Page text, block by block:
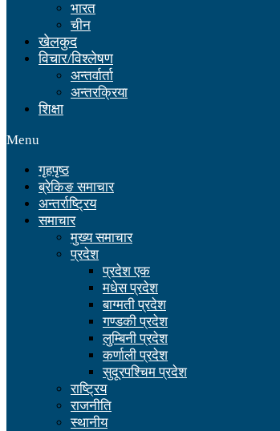
भारत
चीन
खेलकुद
विचार/विश्लेषण
अन्तर्वार्ता
अन्तरक्रिया
शिक्षा
Menu
गृहपृष्ठ
ब्रेकिङ समाचार
अन्तर्राष्ट्रिय
समाचार
मुख्य समाचार
प्रदेश
प्रदेश एक
मधेस प्रदेश
बाग्मती प्रदेश
गण्डकी प्रदेश
लुम्बिनी प्रदेश
कर्णाली प्रदेश
सुदूरपश्चिम प्रदेश
राष्ट्रिय
राजनीति
स्थानीय